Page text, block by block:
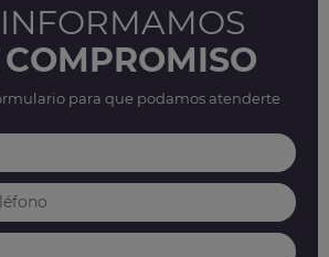
para que podamos atenderte